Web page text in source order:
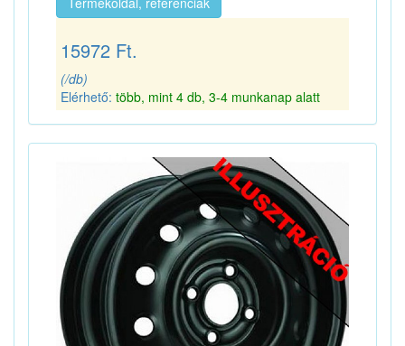
15972 Ft.
(/db)
Elérhető: több, mint 4 db, 3-4 munkanap alatt